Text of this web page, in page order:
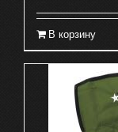
В корзину